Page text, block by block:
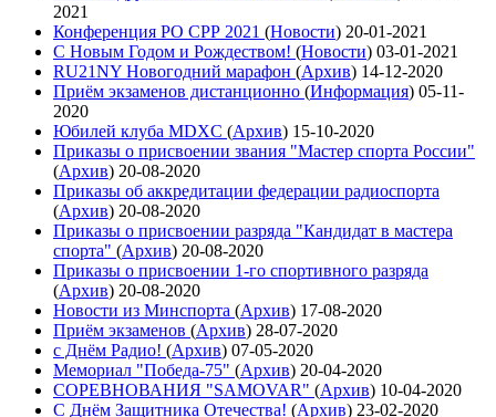
2021
Конференция РО СРР 2021 (Новости) 20-01-2021
С Новым Годом и Рождеством! (Новости) 03-01-2021
RU21NY Новогодний марафон (Архив) 14-12-2020
Приём экзаменов дистанционно (Информация) 05-11-
2020
Юбилей клуба MDXC (Архив) 15-10-2020
Приказы о присвоении звания "Мастер спорта России"
(Архив) 20-08-2020
Приказы об аккредитации федерации радиоспорта
(Архив) 20-08-2020
Приказы о присвоении разряда "Кандидат в мастера
спорта" (Архив) 20-08-2020
Приказы о присвоении 1-го спортивного разряда
(Архив) 20-08-2020
Новости из Минспорта (Архив) 17-08-2020
Приём экзаменов (Архив) 28-07-2020
с Днём Радио! (Архив) 07-05-2020
Мемориал "Победа-75" (Архив) 20-04-2020
СОРЕВНОВАНИЯ "SAMOVAR" (Архив) 10-04-2020
С Днём Защитника Отечества! (Архив) 23-02-2020